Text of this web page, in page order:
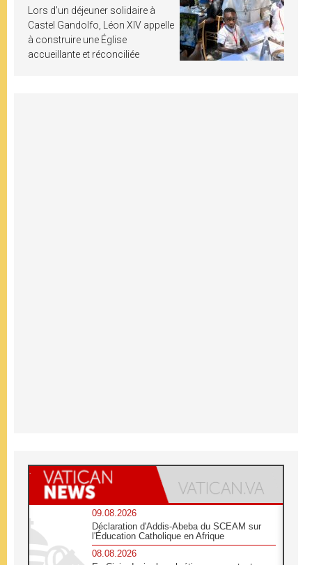
Lors d’un déjeuner solidaire à
Castel Gandolfo, Léon XIV appelle
à construire une Église
accueillante et réconciliée
09.08.2026
Déclaration d'Addis-Abeba du SCEAM sur
l'Éducation Catholique en Afrique
08.08.2026